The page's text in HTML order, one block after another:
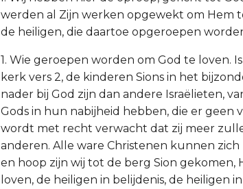
werden al Zijn werken opgewekt om Hem
de heiligen, die daartoe opgeroepen
1. Wie geroepen worden om God te loven.
kerk vers 2, de kinderen Sions in het
nader bij God zijn dan andere Israëlieten,
Gods in hun nabijheid hebben, die er geen
wordt met recht verwacht dat zij meer
anderen. Alle ware Christenen kunnen
en hoop zijn wij tot de berg Sion gekomen,
loven, de heiligen in belijdenis, de heiligen